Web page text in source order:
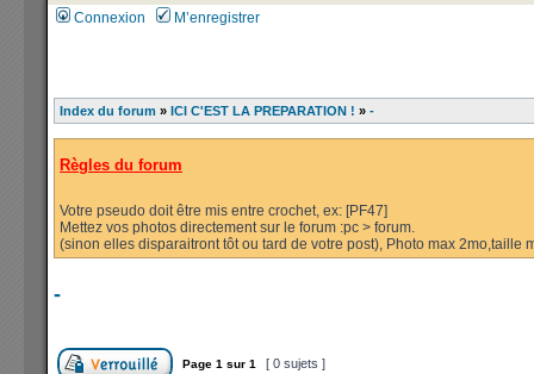
Connexion M’enregistrer
Index du forum » ICI C'EST LA PREPARATION ! » -
Règles du forum
Votre pseudo doit être mis entre crochet, ex: [PF47]
Mettez vos photos directement sur le forum :pc > forum.
(sinon elles disparaitront tôt ou tard de votre post), Photo max 2mo,taille
-
Page 1 sur 1 [ 0 sujets ]